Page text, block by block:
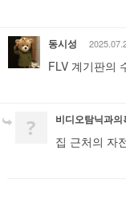
동시성
FLV 계기판의
? 비디오탐닉과의
집 근처의 자